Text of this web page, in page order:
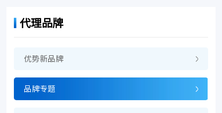
代理品牌
优势新品牌
品牌专题